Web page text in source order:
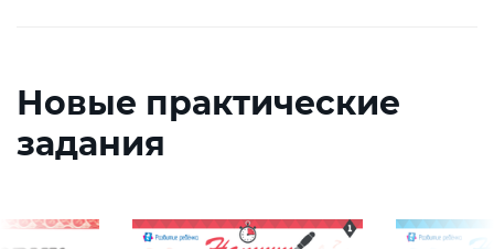
Новые практические
задания